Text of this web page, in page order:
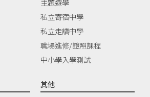
主題遊學
私立寄宿中學
私立走讀中學
職場進修/證照課程
中小學入學測試
其他